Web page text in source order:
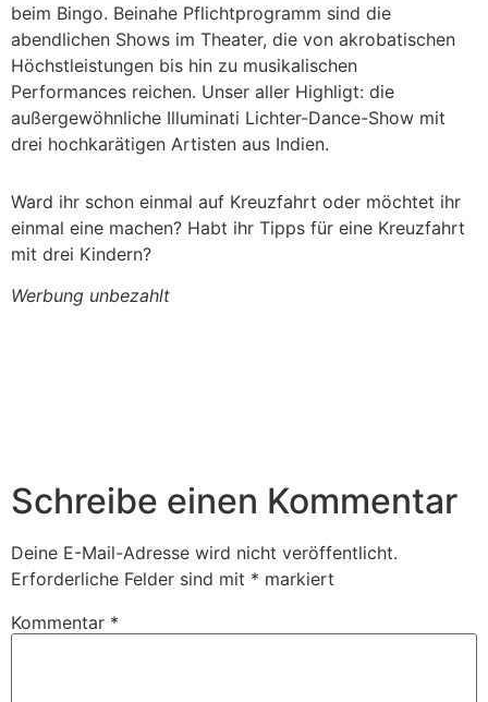
beim Bingo. Beinahe Pflichtprogramm sind die
abendlichen Shows im Theater, die von akrobatischen
Höchstleistungen bis hin zu musikalischen
Performances reichen. Unser aller Highligt: die
außergewöhnliche Illuminati Lichter-Dance-Show mit
drei hochkarätigen Artisten aus Indien.
Ward ihr schon einmal auf Kreuzfahrt oder möchtet ihr
einmal eine machen? Habt ihr Tipps für eine Kreuzfahrt
mit drei Kindern?
Werbung unbezahlt
Schreibe einen Kommentar
Deine E-Mail-Adresse wird nicht veröffentlicht.
Erforderliche Felder sind mit * markiert
Kommentar *